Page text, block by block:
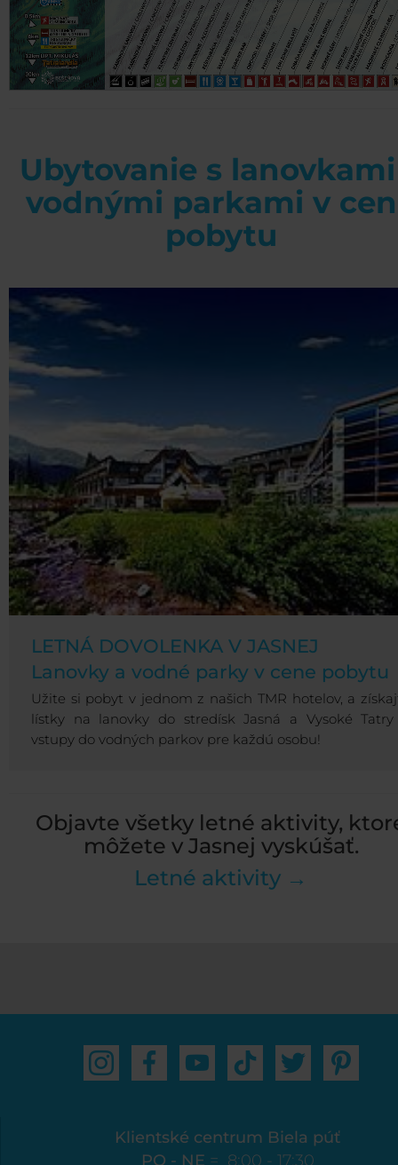
Ubytovanie s
vodnými parkami v
pobytu
LETNÁ DOVOLENKA V JASNEJ
Lanovky a vodné parky v cene pobytu
Užite si pobyt v jednom z našich TMR hotelov, a
lístky na lanovky do stredísk Jasná a Vysoké
vstupy do vodných parkov pre každú osobu!
Objavte všetky letné aktivity,
môžete v Jasnej vyskúšať.
Letné aktivity →
Klientské centrum Biela púť
PO - NE = 8:00 - 17:30